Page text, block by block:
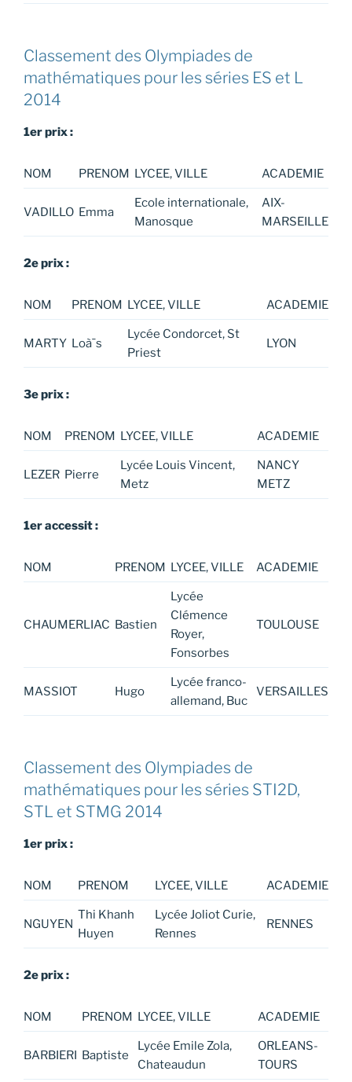
Classement des Olympiades de
mathématiques pour les séries ES et L
2014
1er prix :
NOM PRENOM LYCEE, VILLE ACADEMIE
VADILLO Emma
Ecole internationale,
Manosque
AIX-
MARSEILLE
2e prix :
NOM PRENOM LYCEE, VILLE ACADEMIE
MARTY Loà¯s
Lycée Condorcet, St
Priest
LYON
3e prix :
NOM PRENOM LYCEE, VILLE ACADEMIE
LEZER Pierre
Lycée Louis Vincent,
Metz
NANCY
METZ
1er accessit :
NOM PRENOM LYCEE, VILLE ACADEMIE
CHAUMERLIAC Bastien
Lycée
Clémence
Royer,
Fonsorbes
TOULOUSE
MASSIOT Hugo
Lycée franco-
allemand, Buc
VERSAILLES
Classement des Olympiades de
mathématiques pour les séries STI2D,
STL et STMG 2014
1er prix :
NOM PRENOM LYCEE, VILLE ACADEMIE
NGUYEN
Thi Khanh
Huyen
Lycée Joliot Curie,
Rennes
RENNES
2e prix :
NOM PRENOM LYCEE, VILLE ACADEMIE
BARBIERI Baptiste
Lycée Emile Zola,
Chateaudun
ORLEANS-
TOURS